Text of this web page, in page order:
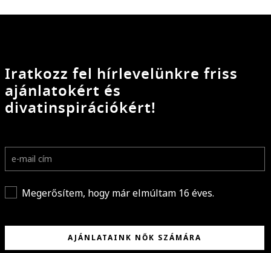
Iratkozz fel hírlevelünkre friss
ajánlatokért és
divatinspirációkért!
Megerősítem, hogy már elmúltam 16 éves.
AJÁNLATAINK NŐK SZÁMÁRA